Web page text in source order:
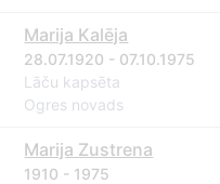
Marija Kalēja
28.07.1920 - 07.10.1975
Lāču kapsēta
Ogres novads
Marija Zustrena
1910 - 1975